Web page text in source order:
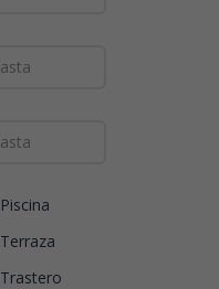
Piscina
Terraza
Trastero